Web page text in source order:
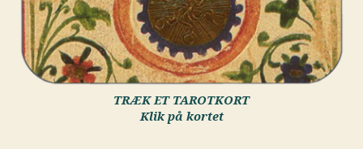
TRÆK ET TAROTKORT
Klik på kortet